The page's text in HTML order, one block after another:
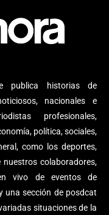
publica historias de
nacionales e
profesionales,
política, sociales,
como los deportes,
colaboradores,
vivo de eventos de
una sección de posdcat
situaciones de la